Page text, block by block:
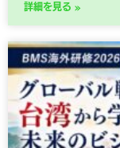
詳細を見る »